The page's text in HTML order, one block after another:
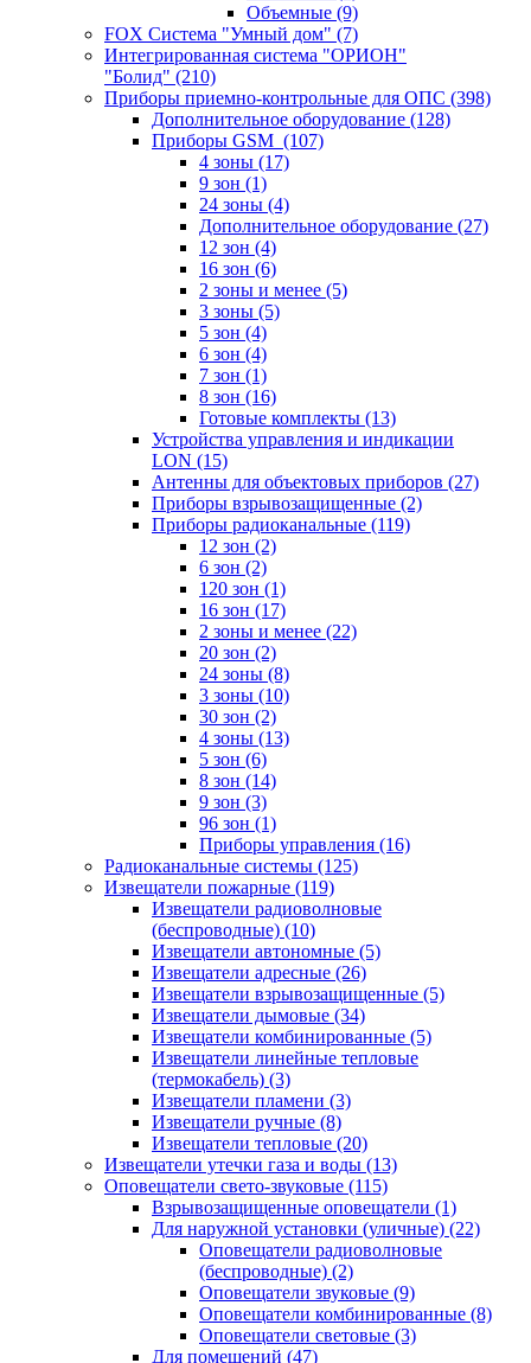
Объемные (9)
FOX Система "Умный дом" (7)
Интегрированная система "ОРИОН"
"Болид" (210)
Приборы приемно-контрольные для ОПС (398)
Дополнительное оборудование (128)
Приборы GSM (107)
4 зоны (17)
9 зон (1)
24 зоны (4)
Дополнительное оборудование (27)
12 зон (4)
16 зон (6)
2 зоны и менее (5)
3 зоны (5)
5 зон (4)
6 зон (4)
7 зон (1)
8 зон (16)
Готовые комплекты (13)
Устройства управления и индикации
LON (15)
Антенны для объектовых приборов (27)
Приборы взрывозащищенные (2)
Приборы радиоканальные (119)
12 зон (2)
6 зон (2)
120 зон (1)
16 зон (17)
2 зоны и менее (22)
20 зон (2)
24 зоны (8)
3 зоны (10)
30 зон (2)
4 зоны (13)
5 зон (6)
8 зон (14)
9 зон (3)
96 зон (1)
Приборы управления (16)
Радиоканальные системы (125)
Извещатели пожарные (119)
Извещатели радиоволновые
(беспроводные) (10)
Извещатели автономные (5)
Извещатели адресные (26)
Извещатели взрывозащищенные (5)
Извещатели дымовые (34)
Извещатели комбинированные (5)
Извещатели линейные тепловые
(термокабель) (3)
Извещатели пламени (3)
Извещатели ручные (8)
Извещатели тепловые (20)
Извещатели утечки газа и воды (13)
Оповещатели свето-звуковые (115)
Взрывозащищенные оповещатели (1)
Для наружной установки (уличные) (22)
Оповещатели радиоволновые
(беспроводные) (2)
Оповещатели звуковые (9)
Оповещатели комбинированные (8)
Оповещатели световые (3)
Для помещений (47)